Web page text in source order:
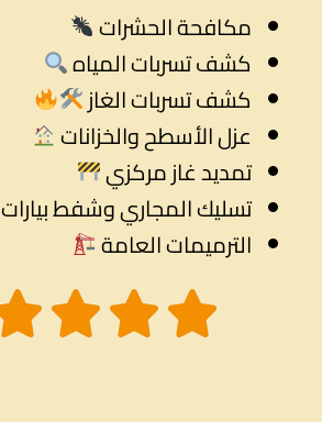
مكافحة الحشرات
كشف تسربات المياه
كشف تسربات الغاز
عزل الأسطح والخزانات
تمديد غاز مركزي
تسليك المجاري وشفط بيارات
الترميمات العامة